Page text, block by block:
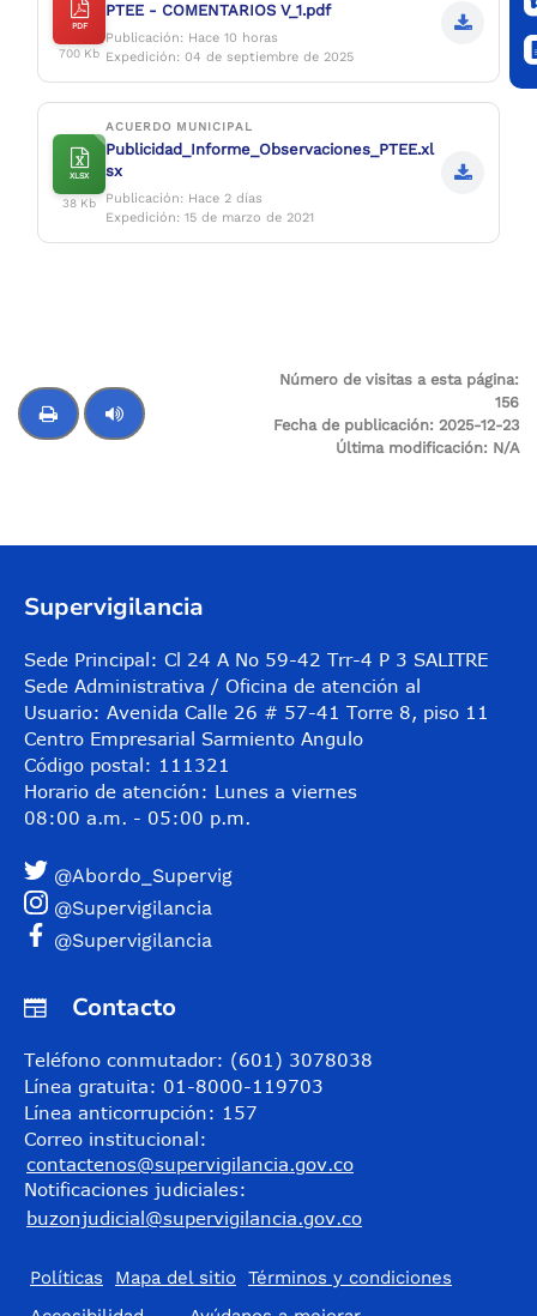
PDF
700 Kb
PTEE - COMENTARIOS V_1.pdf
Publicación: Hace 10 horas
Expedición: 04 de septiembre de 2025
XLSX
38 Kb
ACUERDO MUNICIPAL
Publicidad_Informe_Observaciones_PTEE.xl
sx
Publicación: Hace 2 días
Expedición: 15 de marzo de 2021
Número de visitas a esta página:
156
Fecha de publicación: 2025-12-23
Última modificación: N/A
Supervigilancia
Sede Principal: Cl 24 A No 59-42 Trr-4 P 3 SALITRE
Sede Administrativa / Oficina de atención al
Usuario: Avenida Calle 26 # 57-41 Torre 8, piso 11
Centro Empresarial Sarmiento Angulo
Código postal: 111321
Horario de atención: Lunes a viernes
08:00 a.m. - 05:00 p.m.
@Abordo_Supervig
@Supervigilancia
@Supervigilancia
Contacto
Teléfono conmutador: (601) 3078038
Línea gratuita: 01-8000-119703
Línea anticorrupción: 157
Correo institucional:
contactenos@supervigilancia.gov.co
Notificaciones judiciales:
buzonjudicial@supervigilancia.gov.co
Políticas Mapa del sitio
Términos y condiciones